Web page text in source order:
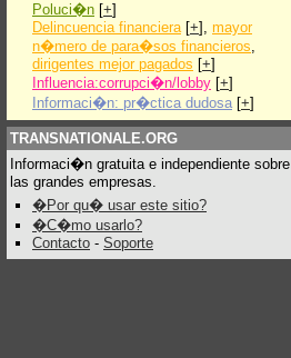
Poluci�n [+]
Delincuencia financiera[+], mayor
n�mero de para�sos financieros,
dirigentes mejor pagados [+]
Influencia:corrupci�n/lobby [+]
Informaci�n: pr�ctica dudosa [+]
TRANSNATIONALE.ORG
Informaci�n gratuita e independiente sobre
las grandes empresas.
�Por qu� usar este sitio?
�C�mo usarlo?
Contacto - Soporte